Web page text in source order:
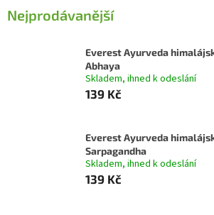
Nejprodávanější
Everest Ayurveda
Abhaya
Skladem, ihned k odeslání
139 Kč
Everest Ayurveda
Sarpagandha
Skladem, ihned k odeslání
139 Kč